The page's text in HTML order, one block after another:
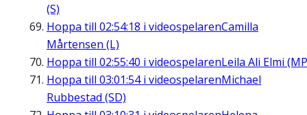
(S)
Hoppa till 02:54:18 i videospelarenCamilla
Mårtensen (L)
Hoppa till 02:55:40 i videospelarenLeila Ali Elmi
Hoppa till 03:01:54i videospelarenMichael
Rubbestad (SD)